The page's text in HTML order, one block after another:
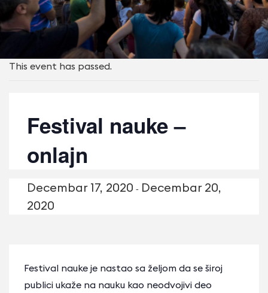
This event has passed.
Festival nauke –
onlajn
Decembar 17, 2020 - Decembar 20,
2020
Festival nauke je nastao sa željom da se široj
publici ukaže na nauku kao neodvojivi deo